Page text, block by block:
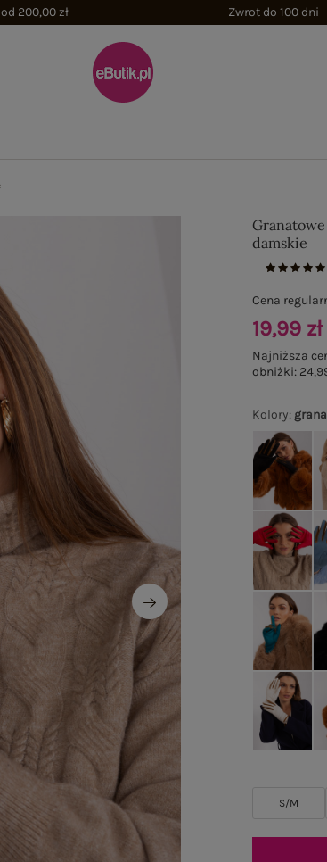
200,00 zł Zwrot do 100 dni
damskie
Kolory:
S/M
Cena
19,99 zł
Najniższa
obniżki: